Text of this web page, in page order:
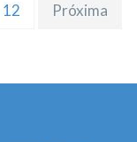
12 Próxima